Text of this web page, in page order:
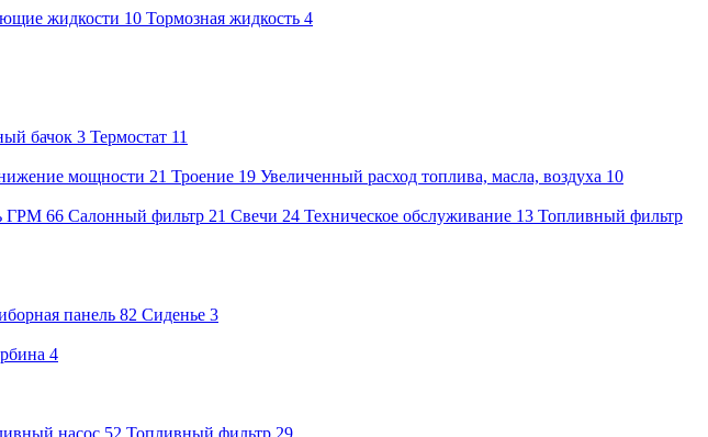
жидкости 10 Тормозная жидкость 4
бачок 3 Термостат 11
мощности 21 Троение 19 Увеличенный расход топлива, масла, воздуха 10
ГРМ 66 Салонный фильтр 21 Свечи 24 Техническое обслуживание 13 Топливный фильтр
панель 82 Сиденье 3
4
насос 52 Топливный фильтр 29